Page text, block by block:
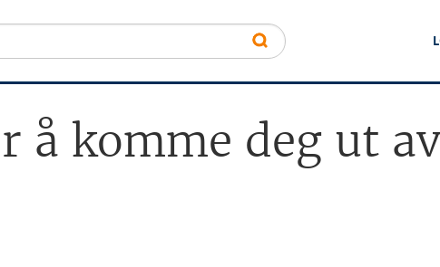
å komme deg ut av